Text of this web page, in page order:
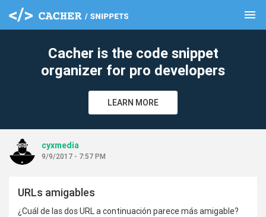
menu
Cacher is the code snippet
organizer for pro developers
LEARN MORE
cyxmedia
9/9/2017 - 7:57 PM
URLs amigables
¿Cuál de las dos URL a continuación parece más amigable?
clear